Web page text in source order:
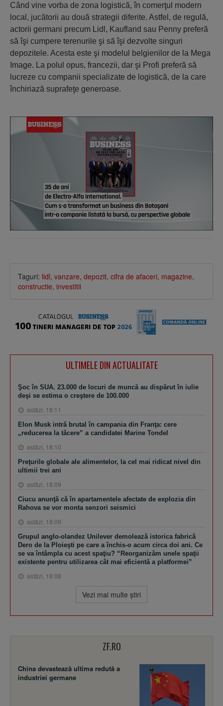
Când vine vorba de zona logistică, în comerţul modern
local, jucătorii au două strategii diferite. Astfel, de regulă,
actorii germani precum Lidl, Kaufland sau Penny preferă
să îşi cumpere terenurile şi să îşi dezvolte singuri
depozitele. Acesta este şi modelul belgienilor de la Mega
Image. La polul opus, francezii, dar şi Profi preferă să
lucreze cu companii specializate de logistică, de la care
închiriază suprafeţe generoase.
Taguri: lidl, vanzare, depozit, cifra de afaceri, magazine,
constructie, investitii
ULTIMELE DIN ACTUALITATE
Şoc în SUA. 23.000 de locuri de muncă au dispărut în iulie
deşi se estima o creştere de 100.000
astăzi, 18:11
Elon Musk intră brutal în campania din Franţa: cere
„reducerea la tăcere” a candidatei Marine Tondel
astăzi, 18:10
Preţurile globale ale alimentelor, la cel mai ridicat nivel din
ultimii trei ani
astăzi, 18:09
Ciucu anunţă că în apartamentele afectate de explozia din
Rahova se vor monta senzori seismici
astăzi, 18:09
Grupul anglo-olandez Unilever demolează istorica fabrică
Dero de la Ploieşti pe care a închis-o acum circa doi ani. Ce
se va întâmpla cu acest spaţiu? “Reorganizăm unele spaţii
existente pentru utilizarea cât mai eficientă a platformei”
astăzi, 18:08
Vezi mai multe ştiri
ZF.RO
China devastează ultima redută a
industriei germane